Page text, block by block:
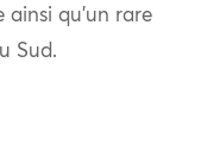
qu’un rare
Sud.